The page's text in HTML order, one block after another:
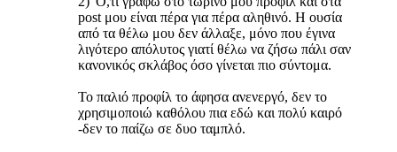
post μου είναι πέρα για πέρα αληθινό. Η ουσία
από τα θέλω μου δεν άλλαξε, μόνο που έγινα
λιγότερο απόλυτος γιατί θέλω να ζήσω πάλι σαν
κανονικός σκλάβος όσο γίνεται πιο σύντομα.
Το παλιό προφίλ το άφησα ανενεργό, δεν το
χρησιμοποιώ καθόλου πια εδώ και πολύ καιρό
-δεν το παίζω σε δυο ταμπλό.